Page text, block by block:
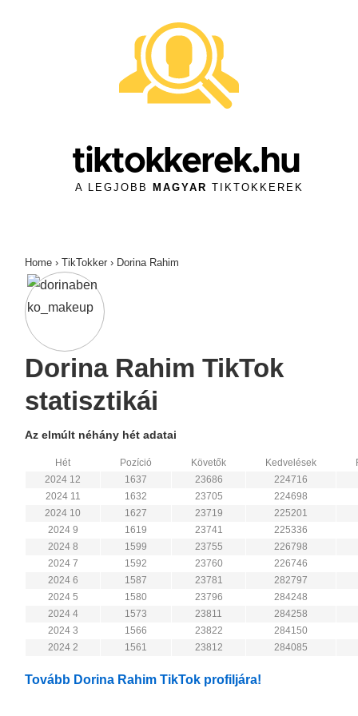
tiktokkerek.hu
A LEGJOBB MAGYAR TIKTOKKEREK
Home › TikTokker › Dorina Rahim
Dorina Rahim TikTok
statisztikái
Az elmúlt néhány hét adatai
Hét Pozíció Követők Kedvelések
2024 12
1637 23686
224716
2024 11
1632 23705
224698
2024 10
1627 23719
225201
2024 9
1619 23741
225336
2024 8
1599 23755
226798
2024 7
1592 23760
226746
2024 6
1587 23781
282797
2024 5
1580 23796
284248
2024 4
1573 23811
284258
2024 3
1566 23822
284150
2024 2
1561 23812 284085
Tovább Dorina Rahim TikTok profiljára!